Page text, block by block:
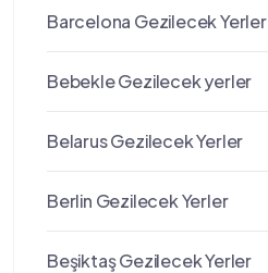
Barcelona Gezilecek Yerler
Bebekle Gezilecek yerler
Belarus Gezilecek Yerler
Berlin Gezilecek Yerler
Beşiktaş Gezilecek Yerler